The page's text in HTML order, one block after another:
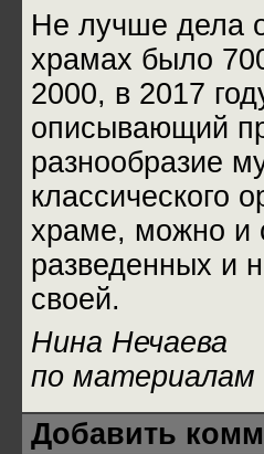
Не лучше дела
храмах было
2000, в 2017
описывающий
разнообразие
классического
храме, можно и
разведенных и
своей.
Нина Нечаева
по материалам
Добавить